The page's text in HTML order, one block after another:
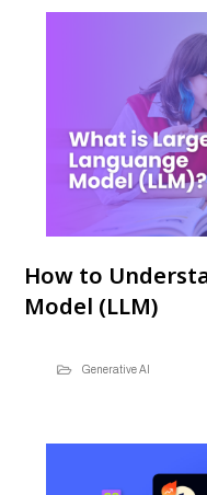
How to
Model (LLM)
Generative AI